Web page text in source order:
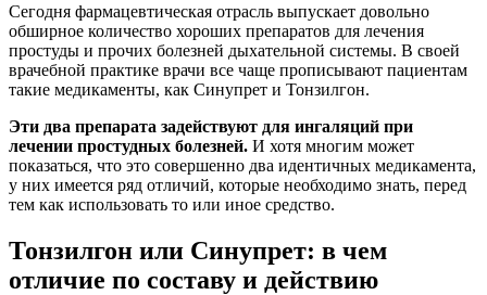
Сегодня фармацевтическая отрасль выпускает довольно
обширное количество хороших препаратов для лечения
простуды и прочих болезней дыхательной системы. В своей
врачебной практике врачи все чаще прописывают пациентам
такие медикаменты, как Синупрет и Тонзилгон.
Эти два препарата задействуют для ингаляций при
лечении простудных болезней. И хотя многим может
показаться, что это совершенно два идентичных медикамента,
у них имеется ряд отличий, которые необходимо знать, перед
тем как использовать то или иное средство.
Тонзилгон или Синупрет: в чем
отличие по составу и действию